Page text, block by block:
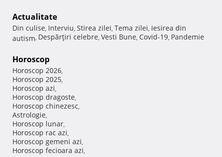
Actualitate
Din culise, Interviu, Stirea zilei, Tema zilei, Iesirea din
autism, Despărţiri celebre, Vesti Bune, Covid-19, Pandemie
Horoscop
Horoscop 2026,
Horoscop 2025,
Horoscop azi,
Horoscop dragoste,
Horoscop chinezesc,
Astrologie,
Horoscop lunar,
Horoscop rac azi,
Horoscop gemeni azi,
Horoscop fecioara azi,